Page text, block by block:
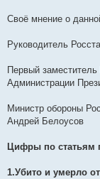
Своё мнение о
Руководитель
Первый
Администрации
Министр обороны
Андрей Белоусов
Цифры по статьям
1.Убито и умерло